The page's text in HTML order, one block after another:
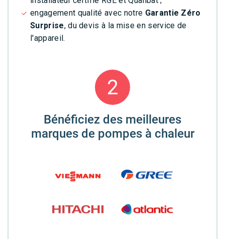
engagement qualité avec notre Garantie Zéro
Surprise, du devis à la mise en service de
l'appareil.
2
Bénéficiez des meilleures
marques de pompes à chaleur